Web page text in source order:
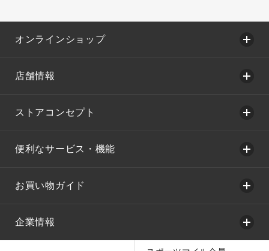
オンラインショップ
店舗情報
ストアコンセプト
便利なサービス・機能
お買い物ガイド
企業情報